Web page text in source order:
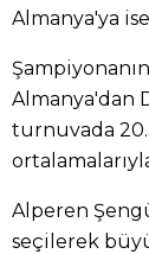
Almanya'ya
Almanya'dan
turnuvada
Alperen
seçilerek